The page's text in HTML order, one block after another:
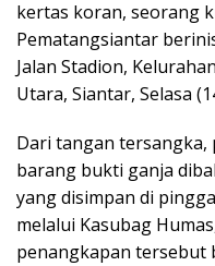
kertas koran, seorang
Pematangsiantar
Jalan Stadion,
Utara, Siantar, Selasa
Dari tangan tersangka,
barang bukti ganja
yang disimpan di
melalui Kasubag
penangkapan tersebut